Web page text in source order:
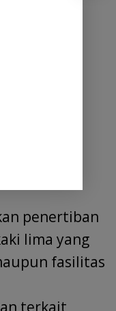
dan
Katim
penertiban
lima yang
fasilitas
terkait